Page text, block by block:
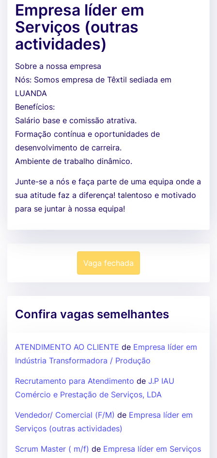
Empresa líder em
Serviços (outras
actividades)
Sobre a nossa empresa
Nós: Somos empresa de Têxtil sediada em
LUANDA
Benefícios:
Salário base e comissão atrativa.
Formação contínua e oportunidades de
desenvolvimento de carreira.
Ambiente de trabalho dinâmico.
Junte-se a nós e faça parte de uma equipa onde a
sua atitude faz a diferença! talentoso e motivado
para se juntar à nossa equipa!
Vaga fechada
Confira vagas semelhantes
ATENDIMENTO AO CLIENTE de Empresa líder em
Indústria Transformadora / Produção
Recrutamento para Atendimento de J.P IAU
Comércio e Prestação de Serviços, LDA
Vendedor/ Comercial (F/M) de Empresa líder em
Serviços (outras actividades)
Scrum Master ( m/f) de Empresa líder em Serviços